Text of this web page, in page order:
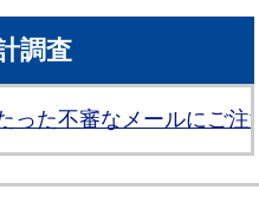
調査
った不審なメールにご注